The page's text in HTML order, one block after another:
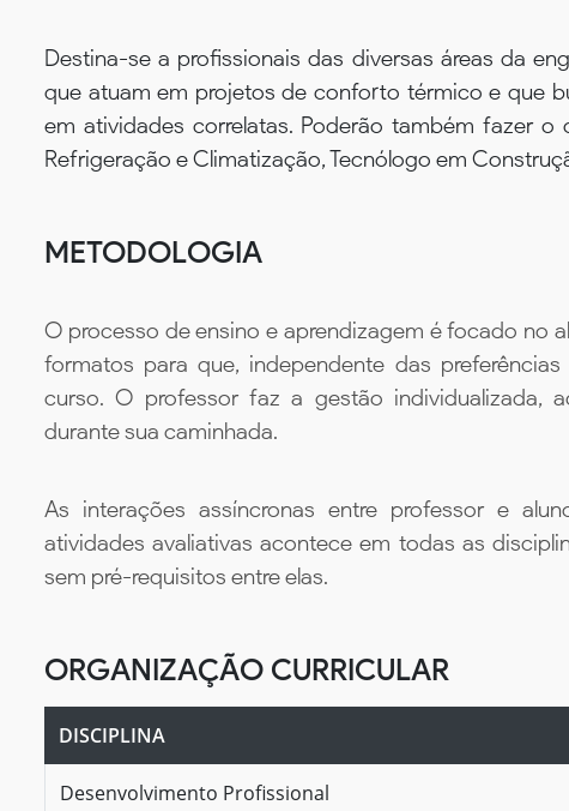
Destina-se a profissionais das diversas áreas da
que atuam em projetos de conforto térmico e que
em atividades correlatas. Poderão também fazer
Refrigeração e Climatização, Tecnólogo em
METODOLOGIA
O processo de ensino e aprendizagem é focado no
formatos para que, independente das
curso. O professor faz a gestão individualizada,
durante sua caminhada.
As interações assíncronas entre professor e
atividades avaliativas acontece em todas as
sem pré-requisitos entre elas.
ORGANIZAÇÃO CURRICULAR
DISCIPLINA
Desenvolvimento Profissional